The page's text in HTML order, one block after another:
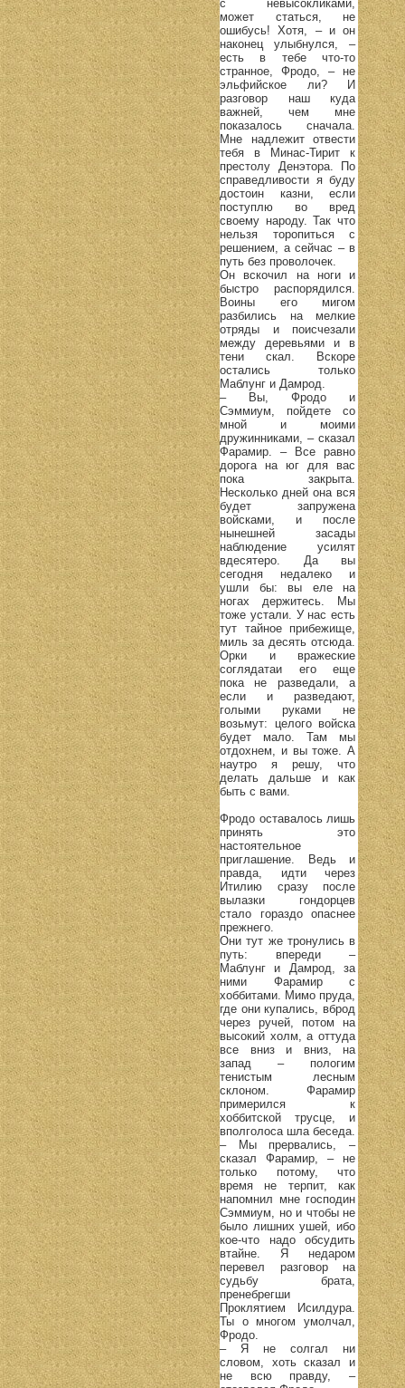
с невысокликами,
может статься, не
ошибусь! Хотя, – и он
наконец улыбнулся, –
есть в тебе что-то
странное, Фродо, – не
эльфийское ли? И
разговор наш куда
важней, чем мне
показалось сначала.
Мне надлежит отвести
тебя в Минас-Тирит к
престолу Денэтора. По
справедливости я буду
достоин казни, если
поступлю во вред
своему народу. Так что
нельзя торопиться с
решением, а сейчас – в
путь без проволочек.
Он вскочил на ноги и
быстро распорядился.
Воины его мигом
разбились на мелкие
отряды и поисчезали
между деревьями и в
тени скал. Вскоре
остались только
Маблунг и Дамрод.
– Вы, Фродо и
Сэммиум, пойдете со
мной и моими
дружинниками, – сказал
Фарамир. – Все равно
дорога на юг для вас
пока закрыта.
Несколько дней она вся
будет запружена
войсками, и после
нынешней засады
наблюдение усилят
вдесятеро. Да вы
сегодня недалеко и
ушли бы: вы еле на
ногах держитесь. Мы
тоже устали. У нас есть
тут тайное прибежище,
миль за десять отсюда.
Орки и вражеские
соглядатаи его еще
пока не разведали, а
если и разведают,
голыми руками не
возьмут: целого войска
будет мало. Там мы
отдохнем, и вы тоже. А
наутро я решу, что
делать дальше и как
быть с вами.
Фродо оставалось лишь
принять это
настоятельное
приглашение. Ведь и
правда, идти через
Итилию сразу после
вылазки гондорцев
стало гораздо опаснее
прежнего.
Они тут же тронулись в
путь: впереди –
Маблунг и Дамрод, за
ними Фарамир с
хоббитами. Мимо пруда,
где они купались, вброд
через ручей, потом на
высокий холм, а оттуда
все вниз и вниз, на
запад – пологим
тенистым лесным
склоном. Фарамир
примерился к
хоббитской трусце, и
вполголоса шла беседа.
– Мы прервались, –
сказал Фарамир, – не
только потому, что
время не терпит, как
напомнил мне господин
Сэммиум, но и чтобы не
было лишних ушей, ибо
кое-что надо обсудить
втайне. Я недаром
перевел разговор на
судьбу брата,
пренебрегши
Проклятием Исилдура.
Ты о многом умолчал,
Фродо.
– Я не солгал ни
словом, хоть сказал и
не всю правду, –